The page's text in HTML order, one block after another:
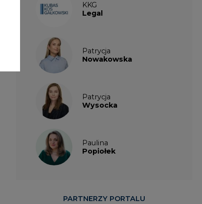
KKG
Legal
Patrycja
Nowakowska
Patrycja
Wysocka
Paulina
Popiołek
PARTNERZY PORTALU